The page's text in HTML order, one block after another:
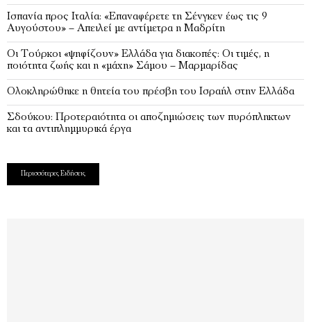
Ισπανία προς Ιταλία: «Επαναφέρετε τη Σένγκεν έως τις 9
Αυγούστου» – Απειλεί με αντίμετρα η Μαδρίτη
Οι Τούρκοι «ψηφίζουν» Ελλάδα για διακοπές: Οι τιμές, η
ποιότητα ζωής και η «μάχη» Σάμου – Μαρμαρίδας
Ολοκληρώθηκε η θητεία του πρέσβη του Ισραήλ στην Ελλάδα
Σδούκου: Προτεραιότητα οι αποζημιώσεις των πυρόπληκτων
και τα αντιπλημμυρικά έργα
Περισσότερες Ειδήσεις